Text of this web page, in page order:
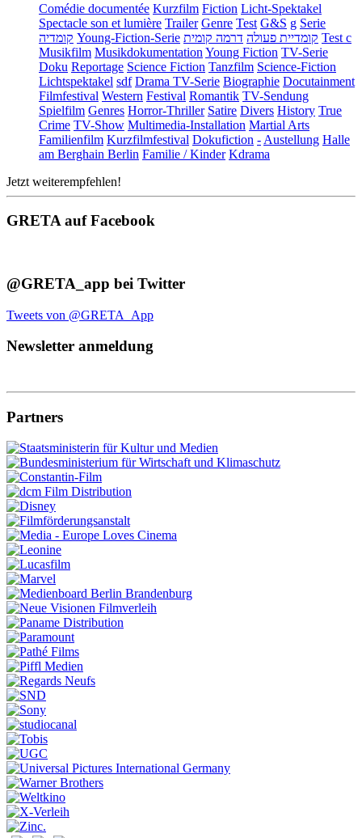
Comédie documentée Kurzfilm Fiction Licht-Spektakel
Spectacle son et lumière Trailer Genre Test G&S g Serie
קומדיה Young-Fiction-Serie קומדיית פעולה דרמה קומית
Test c
Musikfilm Musikdokumentation Young Fiction TV-Serie
Doku Reportage Science Fiction Tanzfilm Science-Fiction
Lichtspektakel sdf Drama TV-Serie Biographie Docutainment
Filmfestival Western Festival Romantik TV-Sendung
Spielfilm Genres Horror-Thriller Satire Divers History True
Crime TV-Show Multimedia-Installation Martial Arts
Familienfilm Kurzfilmfestival Dokufiction - Austellung Halle
am Berghain Berlin Familie / Kinder Kdrama
Jetzt weiterempfehlen!
GRETA auf Facebook
@GRETA_app bei Twitter
Tweets von @GRETA_App
Newsletter anmeldung
Partners